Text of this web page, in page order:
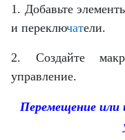
1. Добавьте
и переключатели.
2. Создайте
управление.
Перемещение или